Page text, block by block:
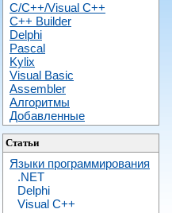
C/C++/Visual C++
С++ Builder
Delphi
Pascal
Kylix
Visual Basic
Assembler
Алгоритмы
Добавленные
Статьи
Языки программирования
.NET
Delphi
Visual C++